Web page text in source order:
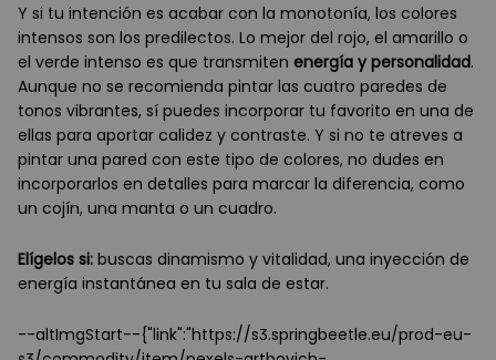
Y si tu intención es acabar con la monotonía, los colores
intensos son los predilectos. Lo mejor del rojo, el amarillo o
el verde intenso es que transmiten energía y personalidad.
Aunque no se recomienda pintar las cuatro paredes de
tonos vibrantes, sí puedes incorporar tu favorito en una de
ellas para aportar calidez y contraste. Y si no te atreves a
pintar una pared con este tipo de colores, no dudes en
incorporarlos en detalles para marcar la diferencia, como
un cojín, una manta o un cuadro.
Elígelos si: buscas dinamismo y vitalidad, una inyección de
energía instantánea en tu sala de estar.
--altImgStart--{"link":"https://s3.springbeetle.eu/prod-eu-